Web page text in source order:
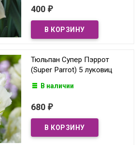
400 ₽
Тюльпан Супер Пэррот
(Super Parrot) 5 луковиц
В наличии
680 ₽